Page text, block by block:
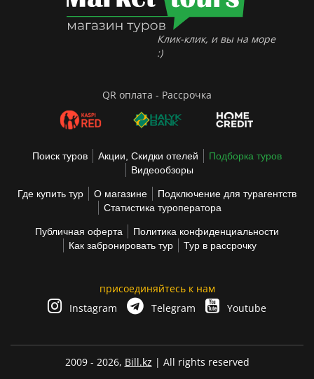
Клик-клик, и вы на море
:)
QR оплата - Рассрочка
Поиск туров Акции, Скидки отелей
Подборка туров
Видеообзоры
Где купить тур О магазине
Подключение для турагентств
Статистика туроператора
Публичная оферта
Политика конфиденциальности
Как забронировать тур
Тур в рассрочку
присоединяйтесь к нам
Instagram
Telegram Youtube
2009 - 2026, Bill.kz | All rights reserved